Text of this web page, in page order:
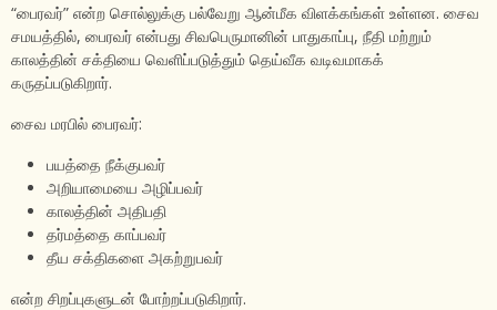
“பைரவர்” என்ற சொல்லுக்கு பல்வேறு ஆன்மீக விளக்கங்கள் உள்ளன. சைவ
சமயத்தில், பைரவர் என்பது சிவபெருமானின் பாதுகாப்பு, நீதி மற்றும்
காலத்தின் சக்தியை வெளிப்படுத்தும் தெய்வீக வடிவமாகக்
கருதப்படுகிறார்.
சைவ மரபில் பைரவர்:
பயத்தை நீக்குபவர்
அறியாமையை அழிப்பவர்
காலத்தின் அதிபதி
தர்மத்தை காப்பவர்
தீய சக்திகளை அகற்றுபவர்
என்ற சிறப்புகளுடன் போற்றப்படுகிறார்.